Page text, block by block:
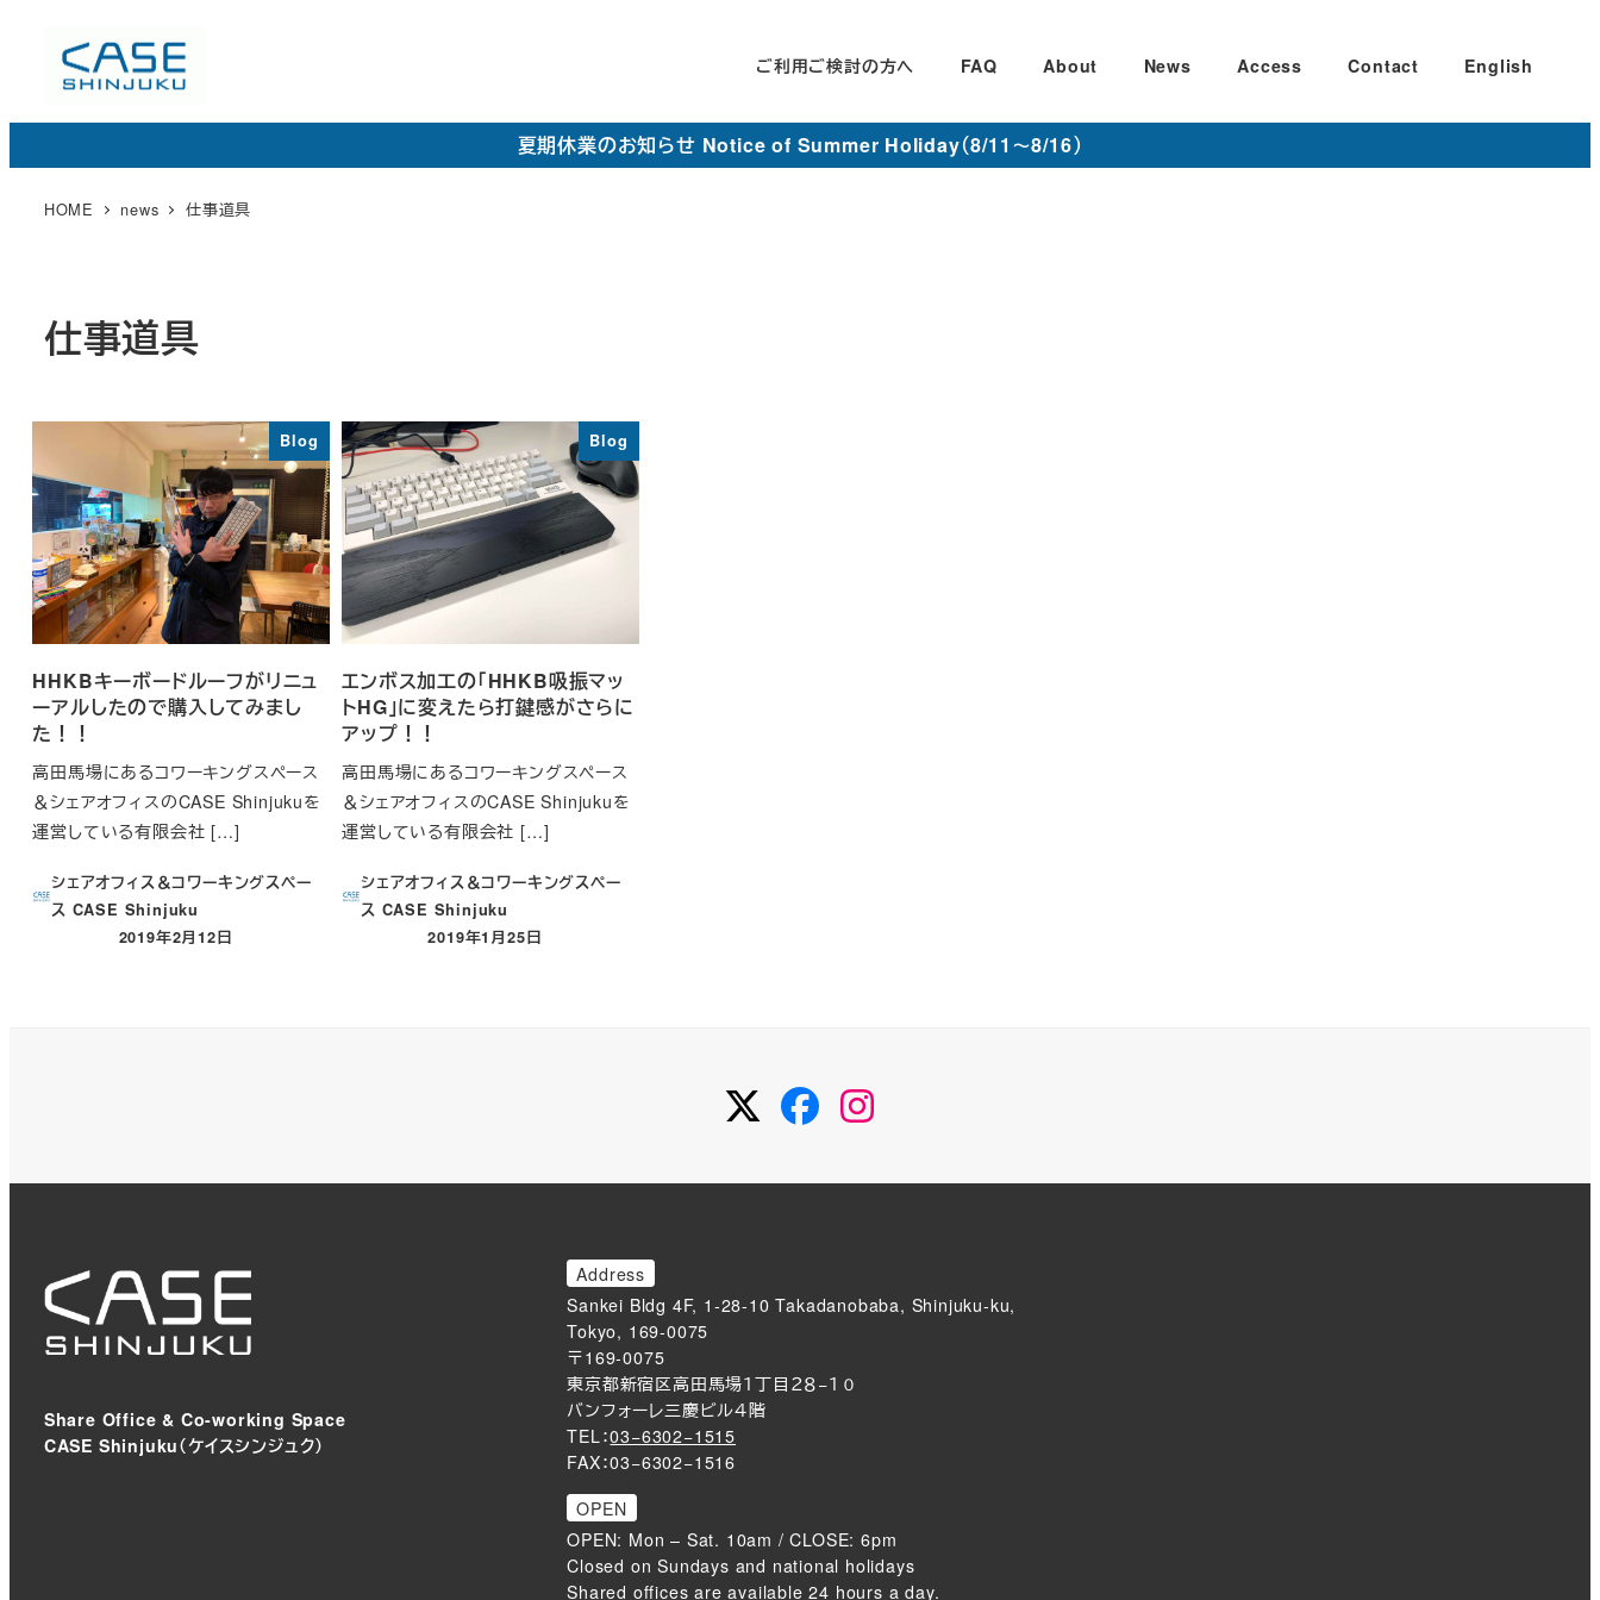
コ
ご利用ご検討の方へ FAQ About News Access Contact English
夏期休業のお知らせ Notice of Summer Holiday（8/11～8/16）
HOME news 仕事道具
仕事道具
Blog
HHKBキーボードルーフがリニュ
ーアルしたので購入してみまし
た！！
高田馬場にあるコワーキングスペース
＆シェアオフィスのCASE Shinjukuを
運営している有限会社 […]
シェアオフィス＆コワーキングスペー
ス CASE Shinjuku
投稿日
2019年2月12日
Blog
エンボス加工の「HHKB吸振マッ
トHG」に変えたら打鍵感がさらに
アップ！！
高田馬場にあるコワーキングスペース
＆シェアオフィスのCASE Shinjukuを
運営している有限会社 […]
シェアオフィス＆コワーキングスペー
ス CASE Shinjuku
投稿日
2019年1月25日
TwitterFacebook
Share Office & Co-working Space
CASE Shinjuku（ケイスシンジュク）
Address
Sankei Bldg 4F, 1-28-10 Takadanobaba, Shinjuku-ku,
Tokyo, 169-0075
〒169-0075
東京都新宿区高田馬場１丁目２８−１０
バンフォーレ三慶ビル４階
TEL：03−6302−1515
FAX：03−6302−1516
OPEN
OPEN: Mon – Sat. 10am / CLOSE: 6pm
Closed on Sundays and national holidays
Shared offices are available 24 hours a day.